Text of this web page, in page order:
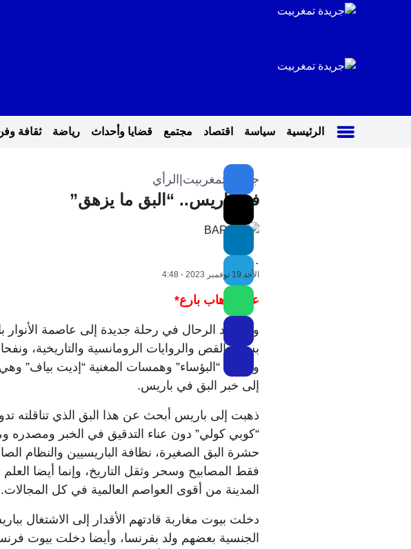
الرئيسية سياسة اقتصاد مجتمع قضايا وأحداث رياضة ثقافة
جريدة تمغربيت الرأي
في باريس.. “البق ما يزهق”
.
الأحد 19 نوفمبر 2023 - 4:48
عبد الوهاب بارع*
وأنا أشد الرحال في رحلة جديدة إلى عاصمة
بسحر القص والروايات الرومانسية والتاريخية،
ورائعته “البؤساء” وهمسات المغنية “إديت
إلى خبر البق في باريس.
ذهبت إلى باريس أبحث عن هذا البق الذي تناقلته
“كوبي كولي” دون عناء التدقيق في الخبر ومصدره
حشرة البق الصغيرة، نظافة الباريسيين والنظام
فقط المصابيح وسحر وثقل التاريخ، وإنما أيضا العلم
المدينة من أقوى العواصم العالمية في كل المجالات.
دخلت بيوت مغاربة قادتهم الأقدار إلى الاشتغال
الجنسية بعضهم ولد بفرنسا، وأيضا دخلت بيوت